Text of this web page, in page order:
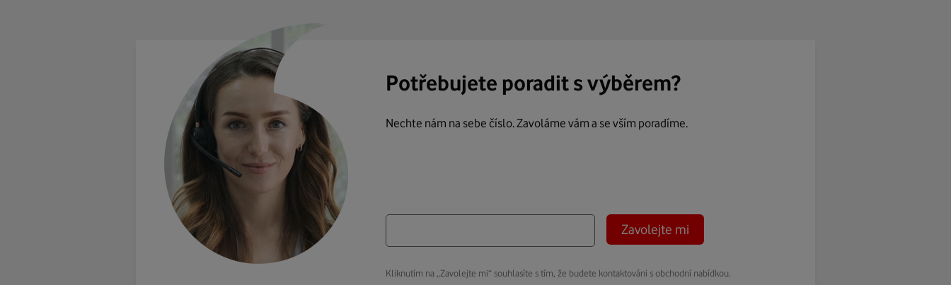
Potřebujete poradit s výběrem?
Nechte nám na sebe číslo. Zavoláme vám a se vším poradíme.
Zavolejte mi
Kliknutím na „Zavolejte mi“ souhlasíte s tím, že budete kontaktováni s obchodní nabídkou.